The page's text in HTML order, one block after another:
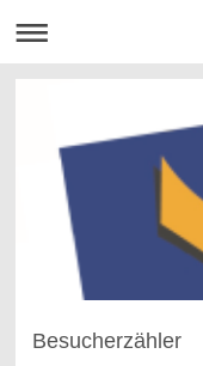
Besucherzähler